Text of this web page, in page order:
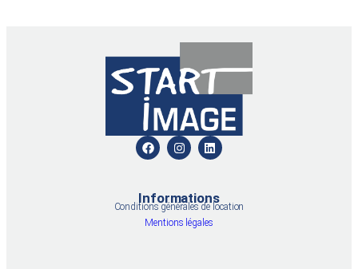
Informations
Conditions générales de location
Mentions légales